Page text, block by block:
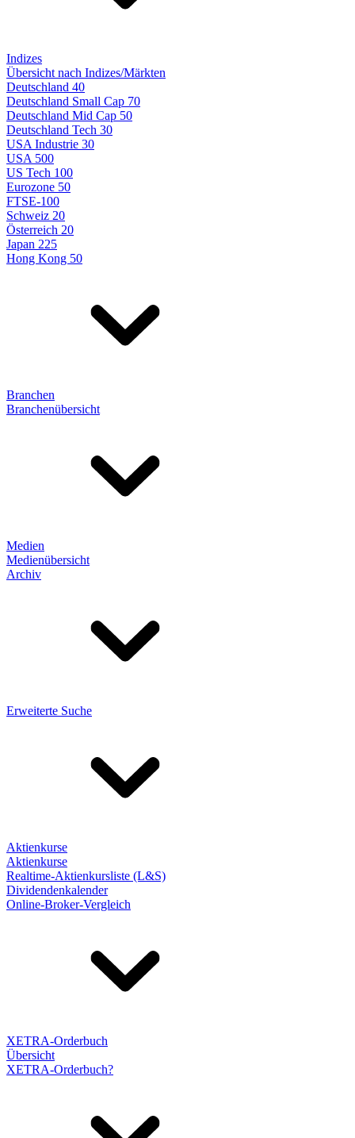
Indizes
Übersicht nach Indizes/Märkten
Deutschland 40
Deutschland Small Cap 70
Deutschland Mid Cap 50
Deutschland Tech 30
USA Industrie 30
USA 500
US Tech 100
Eurozone 50
FTSE-100
Schweiz 20
Österreich 20
Japan 225
Hong Kong 50
Branchen
Branchenübersicht
Medien
Medienübersicht
Archiv
Erweiterte Suche
Aktienkurse
Aktienkurse
Realtime-Aktienkursliste (L&S)
Dividendenkalender
Online-Broker-Vergleich
XETRA-Orderbuch
Übersicht
XETRA-Orderbuch?